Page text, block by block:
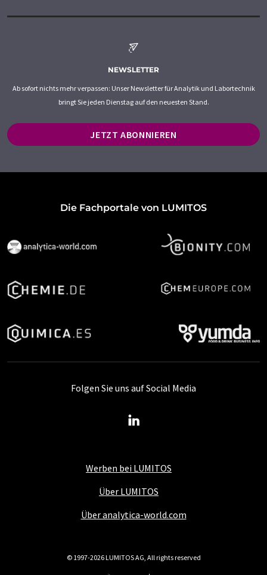
NEWSLETTER
Ab sofort nichts mehr verpassen: Unser Newsletter für Analytik und Labortechnik
bringt Sie jeden Dienstag auf den neuesten Stand.
JETZT ABONNIEREN
Die Fachportale von LUMITOS
Werben bei LUMITOS
Über LUMITOS
Über analytica-world.com
Folgen Sie uns auf Social Media
© 1997-2026 LUMITOS AG, All rights reserved